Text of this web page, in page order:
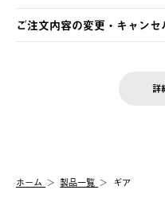
土日祝の発送はございません
の発送となる場合がございま
【配送業者】
佐川急便にて配送されます。
※お客様都合の場合
お客様都合の返品にかかる
一度お手元の商品を返品いた
ご注文内容の変更・キャンセ
LOGOS FAMILY会員の方は詳
ホーム 製品一覧 ギア